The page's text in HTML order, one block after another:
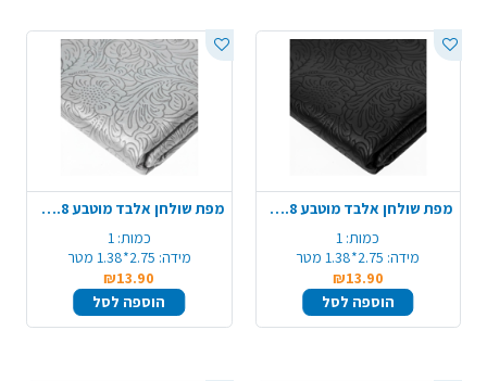
מפת שולחן אלבד מוטבע 1.4X2.8 מ' - שחור
כמות: 1
מידה: 2.75*1.38 מטר
₪13.90
הוספה לסל
מפת שולחן אלבד מוטבע 1.4X2.8 - כסף
כמות: 1
מידה: 2.75*1.38 מטר
₪13.90
הוספה לסל